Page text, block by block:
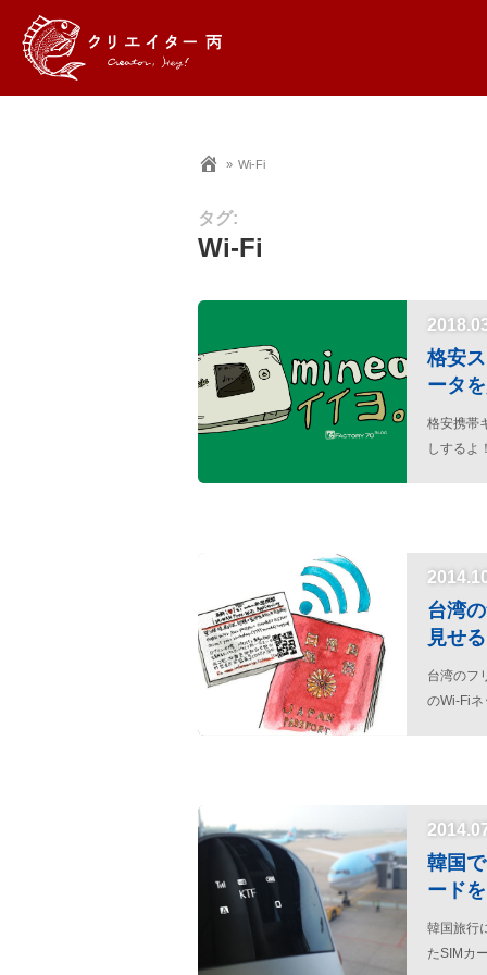
Wi-Fi
タグ:
Wi-Fi
格安
ータ
格安携帯
しするよ
台湾
見せ
台湾のフ
のWi-Fi
韓国
ード
韓国旅行
たSIMカ